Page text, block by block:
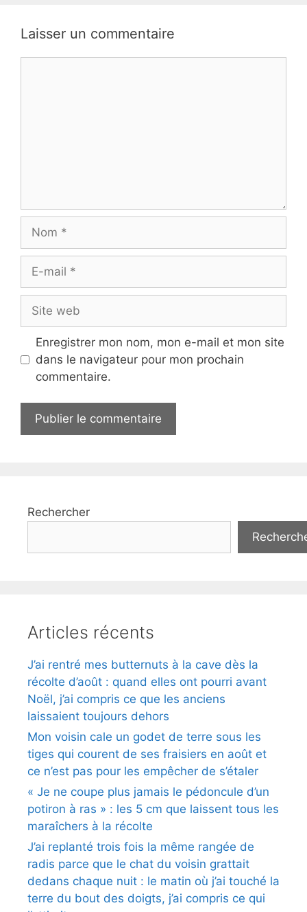
Laisser un commentaire
mail
web
Enregistrer mon nom, mon e-mail et mon site
dans le navigateur pour mon prochain
commentaire.
Rechercher
Articles récents
J’ai rentré mes butternuts à la cave dès la
récolte d’août : quand elles ont pourri avant
Noël, j’ai compris ce que les anciens
laissaient toujours dehors
Mon voisin cale un godet de terre sous les
tiges qui courent de ses fraisiers en août et
ce n’est pas pour les empêcher de s’étaler
« Je ne coupe plus jamais le pédoncule d’un
potiron à ras » : les 5 cm que laissent tous les
maraîchers à la récolte
J’ai replanté trois fois la même rangée de
radis parce que le chat du voisin grattait
dedans chaque nuit : le matin où j’ai touché la
terre du bout des doigts, j’ai compris ce qui